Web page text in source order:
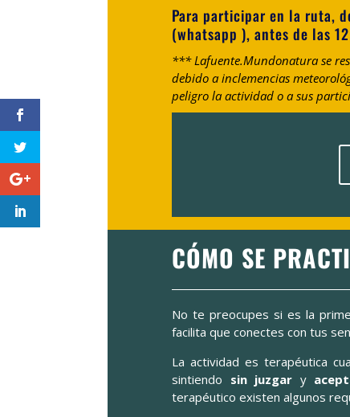
Para participar en la ruta,
(whatsapp ), antes de las
*** Lafuente.Mundonatura se
debido a inclemencias
peligro la actividad o a sus
CÓMO SE
No te preocupes si es la
facilita que conectes con tus
La actividad es terapéutica
sintiendo sin juzgar y
terapéutico existen algunos